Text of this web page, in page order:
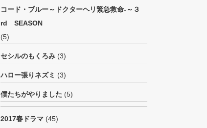
コード・ブルー～ドクターヘリ緊急救命-～３
rd SEASON
(5)
セシルのもくろみ (3)
ハロー張りネズミ (3)
僕たちがやりました (5)
2017春ドラマ (45)